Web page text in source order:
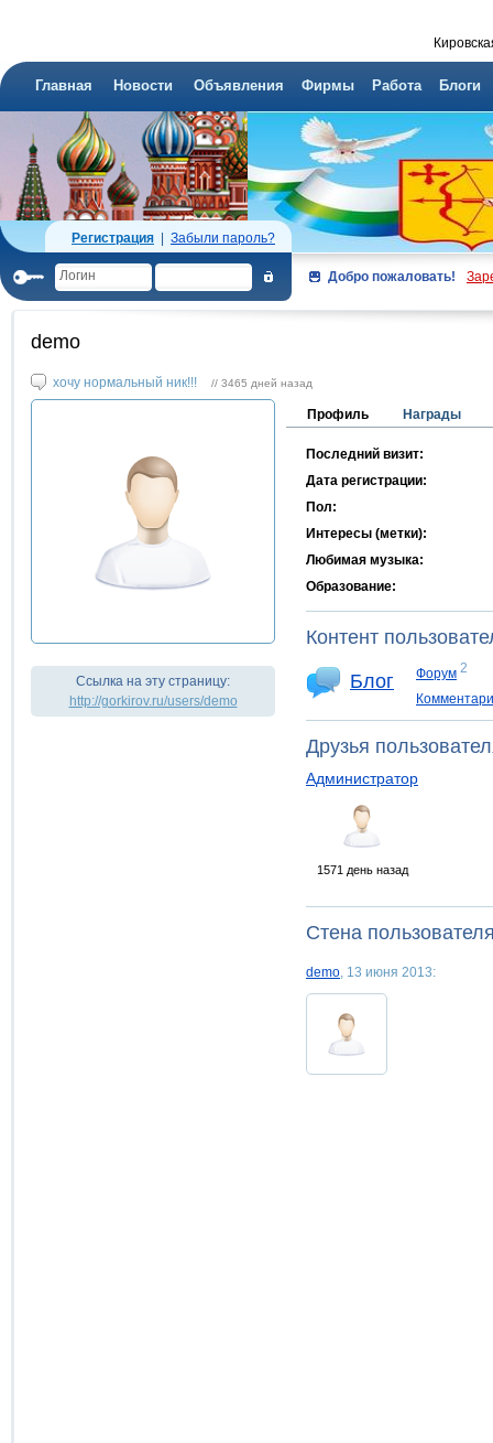
Главная Новости Объявления Фирмы Работа Блоги
Регистрация Забыли пароль?
Добро пожаловать!
demo
хочу нормальный ник!!! // 3465 дней назад
Ссылка на эту страницу:
http://gorkirov.ru/users/demo
Профиль Награды
Последний визит:
Дата регистрации:
Пол:
Интересы (метки):
Любимая музыка:
Образование:
Контент
Блог
Форум 2
Друзья
Администратор
1571 день назад
Стена
demo, 13 июня 2013: